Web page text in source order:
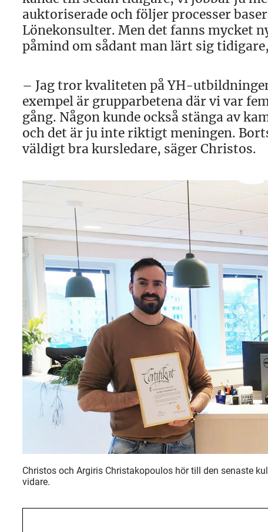
auktoriserade och följer processer
Lönekonsulter. Men det fanns mycket
påmind om sådant man lärt sig
– Jag tror kvaliteten på YH-
exempel är grupparbetena där vi var
gång. Någon kunde också stänga av
och det är ju inte riktigt meningen.
väldigt bra kursledare, säger Christos.
Christos och Argiris Christakopoulos hör till den senaste
vidare.